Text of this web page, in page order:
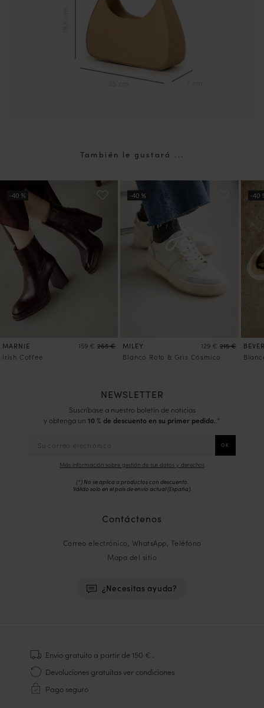
También le gustará ...
MARNIE 159 € 265 €
Irish Coffee
MILEY 129 € 215 €
Blanco Roto & Gris Cósmico
NEWSLETTER
Suscríbase a nuestro boletín de noticias
y obtenga un 10 % de descuento en su primer pedido. .*
Más información sobre gestión de sus datos y derechos
(*) No se aplica a productos con descuento.
Válido solo en el país de envío actual (España).
Contáctenos
Correo electrónico, WhatsApp, Teléfono
Mapa del sitio
¿Necesitas ayuda?
Zapatillas
Cosido Goodyear
Derbies y Richelieu
Zapatos Richelieu Hombre
Envio gratuito a partir de 150 €
Devoluciones gratuitasver condiciones
Pago seguro